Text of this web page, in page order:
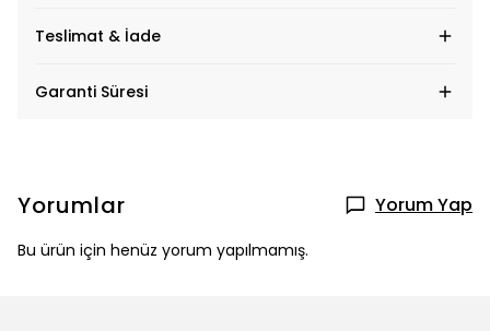
Teslimat & İade
Garanti Süresi
Yorumlar Yorum Yap
Bu ürün için henüz yorum yapılmamış.